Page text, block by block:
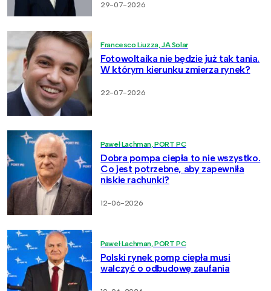
29-07-2026
Francesco Liuzza, JA Solar
Fotowoltaika nie będzie już tak tania.
W którym kierunku zmierza rynek?
22-07-2026
Paweł Lachman, PORT PC
Dobra pompa ciepła to nie wszystko.
Co jest potrzebne, aby zapewniła
niskie rachunki?
12-06-2026
Paweł Lachman, PORT PC
Polski rynek pomp ciepła musi
walczyć o odbudowę zaufania